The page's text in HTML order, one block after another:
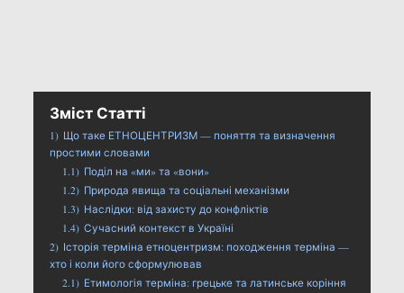
Зміст Статті
1) Що таке ЕТНОЦЕНТРИЗМ — поняття та визначення
простими словами
1.1) Поділ на «ми» та «вони»
1.2) Природа явища та соціальні механізми
1.3) Наслідки: від захисту до конфліктів
1.4) Сучасний контекст в Україні
2) Історія терміна етноцентризм: походження терміна —
хто і коли його сформулював
2.1) Етимологія терміна: грецьке та латинське коріння